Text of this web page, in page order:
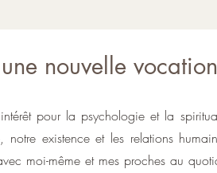
nouvelle
pour la psychologie et la
notre existence et les relations
moi-même et mes proches au